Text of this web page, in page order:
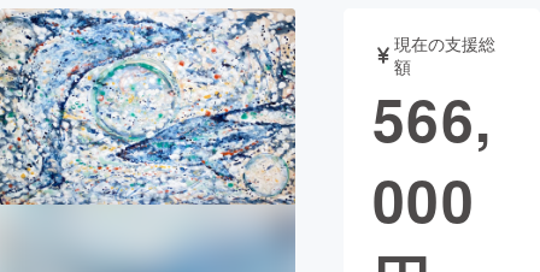
アート・写真 音楽
テクノロジー・ガジェット ゲーム・サ
映像・映画
ビジネス・起業
現在の支援総
額
566,
000